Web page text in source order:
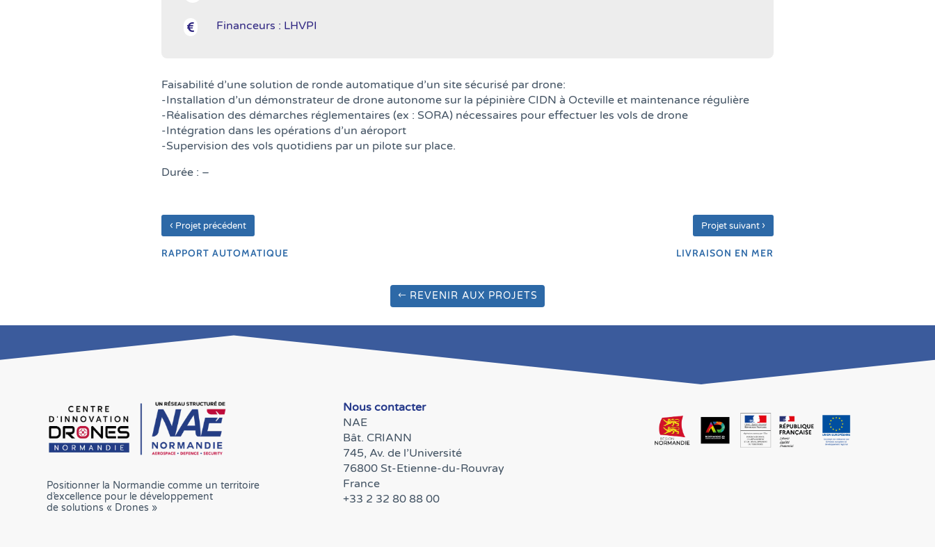
 Financeurs : LHVPI
​Faisabilité d’une solution de ronde automatique d’un site sécurisé par drone:​
-Installation d’un démonstrateur de drone autonome sur la pépinière CIDN à Octeville et maintenance régulière​
-Réalisation des démarches réglementaires (ex : SORA) nécessaires pour effectuer les vols de drone​
-Intégration dans les opérations d’un aéroport​
-Supervision des vols quotidiens par un pilote sur place.
Durée : –
‹ Projet précédent
RAPPORT AUTOMATIQUE
Projet suivant ›
LIVRAISON EN MER
REVENIR AUX PROJETS
Positionner la Normandie comme un territoire
d’excellence pour le développement
de solutions « Drones »
Nous contacter
NAE
Bât. CRIANN
745, Av. de l’Université
76800 St-Etienne-du-Rouvray
France
+33 2 32 80 88 00